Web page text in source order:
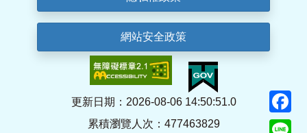
網站安全政策
更新日期：2026-08-06 14:50:51.0
累積瀏覽人次：477463829